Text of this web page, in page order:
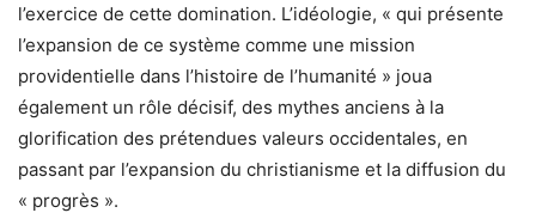
l’exercice de cette domination. L’idéologie, « qui présente
l’expansion de ce système comme une mission
providentielle dans l’histoire de l’humanité » joua
également un rôle décisif, des mythes anciens à la
glorification des prétendues valeurs occidentales, en
passant par l’expansion du christianisme et la diffusion du
« progrès ».